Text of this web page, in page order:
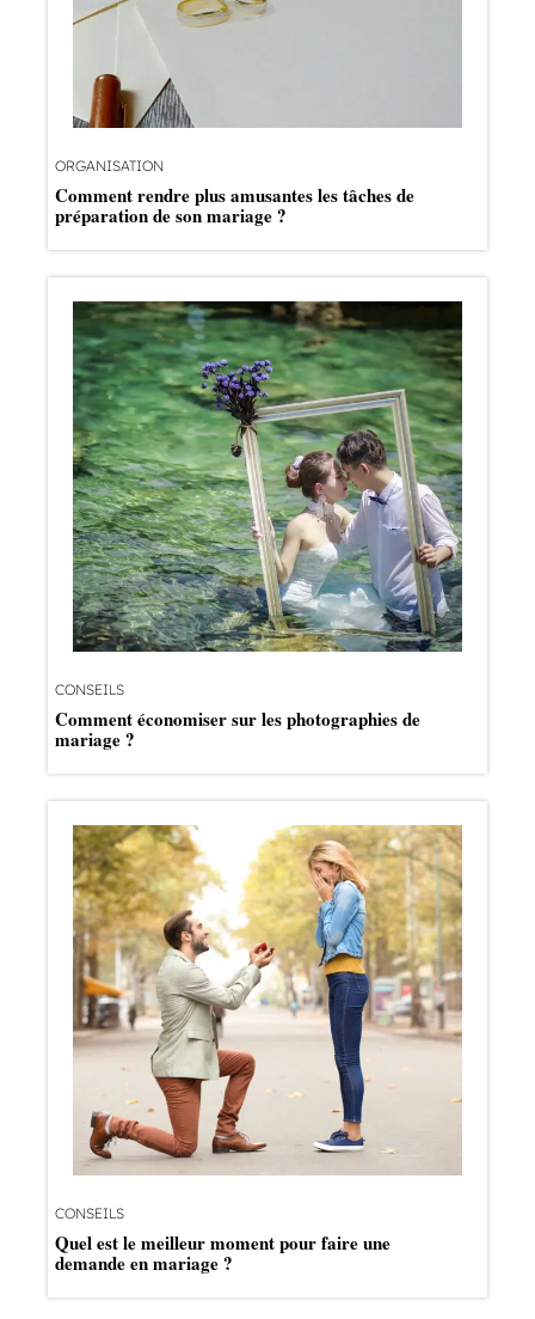
ORGANISATION
Comment rendre plus amusantes les tâches de
préparation de son mariage ?
CONSEILS
Comment économiser sur les photographies de
mariage ?
CONSEILS
Quel est le meilleur moment pour faire une
demande en mariage ?